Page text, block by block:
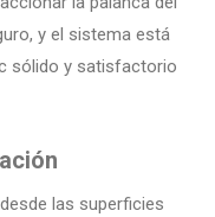
y el sistema está
sólido y satisfactorio
las superficies